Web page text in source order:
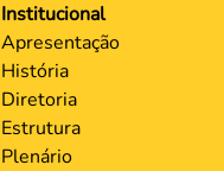
Institucional
Apresentação
História
Diretoria
Estrutura
Plenário